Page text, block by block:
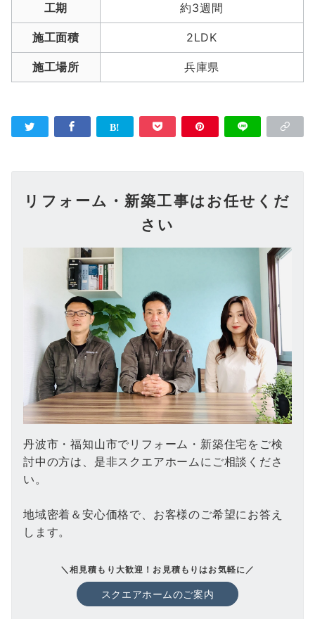
工期 約3週間
施工面積 2LDK
施工場所 兵庫県
リフォーム・新築工事はお任せくだ
さい
丹波市・福知山市でリフォーム・新築住宅をご検
討中の方は、是非スクエアホームにご相談くださ
い。
地域密着＆安心価格で、お客様のご希望にお答え
します。
＼相見積もり大歓迎！お見積もりはお気軽に／
スクエアホームのご案内